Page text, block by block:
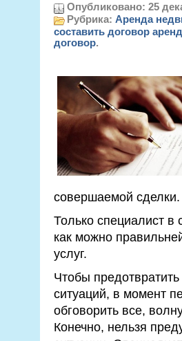
Опубликовано: 25
Рубрика: Аренда
составить договор
договор.
совершаемой сделки.
Только специалист
как можно
услуг.
Чтобы
ситуаций, в момент
обговорить все,
Конечно, нельзя